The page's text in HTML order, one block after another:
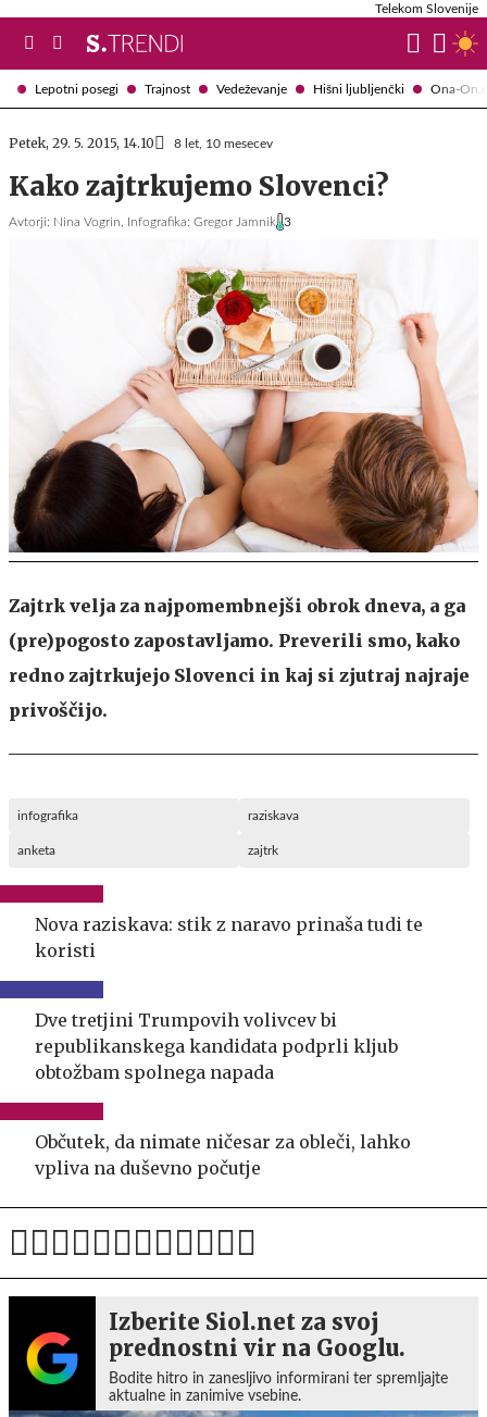
Lepotni posegi Trajnost Vedeževanje Hišni ljubljenčki Ona-
Telekom Slovenije
Petek, 29. 5. 2015, 14.10 8 let, 10 mesecev
Kako zajtrkujemo Slovenci?
Avtorji: Nina Vogrin, Infografika: Gregor Jamnik 3
Zajtrk velja za najpomembnejši obrok dneva, a ga
(pre)pogosto zapostavljamo. Preverili smo, kako
redno zajtrkujejo Slovenci in kaj si zjutraj najraje
privoščijo.
infografika raziskava
anketa zajtrk
Nova raziskava: stik z naravo prinaša tudi te
koristi
Dve tretjini Trumpovih volivcev bi
republikanskega kandidata podprli kljub
obtožbam spolnega napada
Občutek, da nimate ničesar za obleči, lahko
vpliva na duševno počutje
Izberite Siol.net za svoj
prednostni vir na Googlu.
Bodite hitro in zanesljivo informirani ter spremljajte
aktualne in zanimive vsebine.